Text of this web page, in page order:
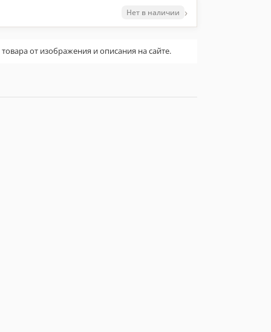
Нет в наличии ›
от изображения и описания на сайте.